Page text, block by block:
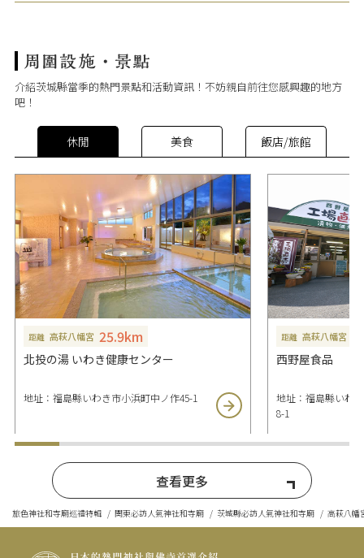
介紹茨城縣當季的熱門景點和活動資訊！不妨親自前往您感興趣的地方
吧！
休閒 美食 飯店/旅館
距離 高萩八幡宮 25.9km
北投の湯 いわき健康センター
地址：福島縣いわき市小浜町中ノ作45-1
距離 高萩八幡宮
西野屋食品
地址：福島縣いわ
8-1
查看更多
旅色神社和寺廟巡禮特輯 関東必訪人氣神社和寺廟 茨城縣必訪人氣神社和寺廟 高萩八幡